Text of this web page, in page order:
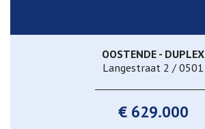
OOSTENDE - DUPLEX
Langestraat 2 / 0501
€ 629.000